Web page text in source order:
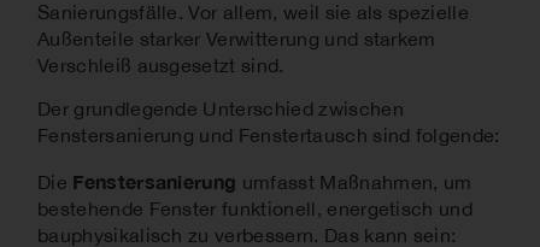
Sanierungsfälle. Vor allem, weil sie als spezielle
Außenteile starker Verwitterung und starkem
Verschleiß ausgesetzt sind.
Der grundlegende Unterschied zwischen
Fenstersanierung und Fenstertausch sind folgende:
Die Fenstersanierung umfasst Maßnahmen, um
bestehende Fenster funktionell, energetisch und
bauphysikalisch zu verbessern. Das kann sein: